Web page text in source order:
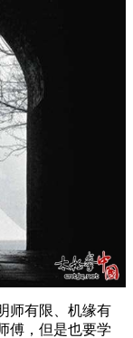
师有限、机缘有
傅，但是也要学